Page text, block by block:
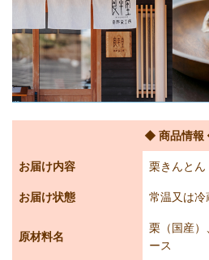
◆ 商品情
お届け内容 栗きんとん
お届け状態 常温又は冷
原材料名
栗（国産）
ース